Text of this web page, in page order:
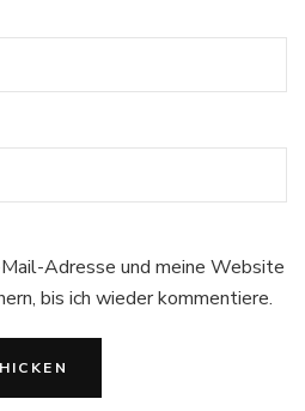
Adresse und meine Website
bis ich wieder kommentiere.